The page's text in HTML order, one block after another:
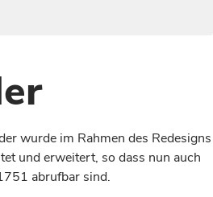
wurde im Rahmen des Redesigns
und erweitert, so dass nun auch
abrufbar sind.